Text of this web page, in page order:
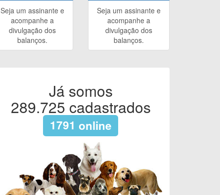
Seja um assinante e
acompanhe a
divulgação dos
balanços.
Seja um assinante e
acompanhe a
divulgação dos
balanços.
Já somos
289.725 cadastrados
1791 online